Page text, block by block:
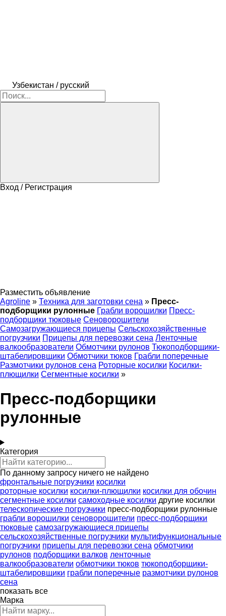
Узбекистан / русский
Вход / Регистрация
Разместить объявление
Agroline » Техника для заготовки сена » Пресс-
подборщики рулонные Грабли ворошилки Пресс-
подборщики тюковые Сеноворошители
Самозагружающиеся прицепы Сельскохозяйственные
погрузчики Прицепы для перевозки сена Ленточные
валкообразователи Обмотчики рулонов Тюкоподборщики-
штабелировщики Обмотчики тюков Грабли поперечные
Размотчики рулонов сена Роторные косилки Косилки-
плющилки Сегментные косилки »
Пресс-подборщики
рулонные
Категория
По данному запросу ничего не найдено
фронтальные погрузчики косилки
роторные косилки косилки-плющилки косилки для обочин
сегментные косилки самоходные косилки другие косилки
телескопические погрузчики пресс-подборщики рулонные
грабли ворошилки сеноворошители пресс-подборщики
тюковые самозагружающиеся прицепы
сельскохозяйственные погрузчики мультифункциональные
погрузчики прицепы для перевозки сена обмотчики
рулонов подборщики валков ленточные
валкообразователи обмотчики тюков тюкоподборщики-
штабелировщики грабли поперечные размотчики рулонов
сена
показать все
Марка